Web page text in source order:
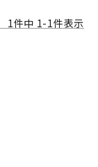
1件中 1-1件表示